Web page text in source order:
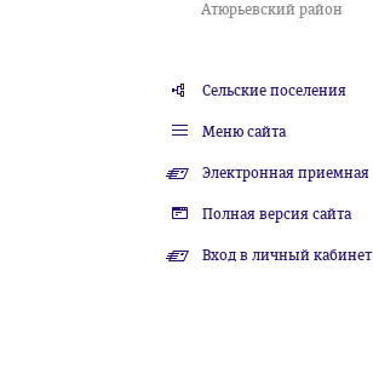
Атюрьевский район
Сельские поселения
Меню сайта
Электронная приемная
Полная версия сайта
Вход в личный кабинет